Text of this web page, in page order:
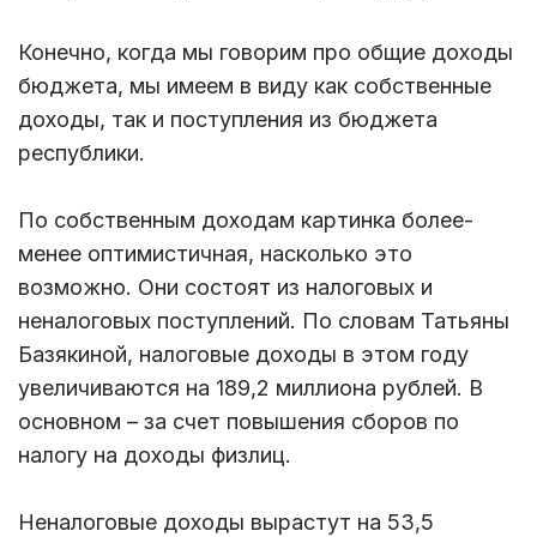
Конечно, когда мы говорим про общие доходы
бюджета, мы имеем в виду как собственные
доходы, так и поступления из бюджета
республики.
По собственным доходам картинка более-
менее оптимистичная, насколько это
возможно. Они состоят из налоговых и
неналоговых поступлений. По словам Татьяны
Базякиной, налоговые доходы в этом году
увеличиваются на 189,2 миллиона рублей. В
основном – за счет повышения сборов по
налогу на доходы физлиц.
Неналоговые доходы вырастут на 53,5